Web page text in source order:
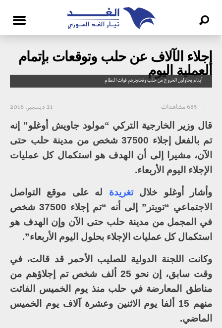
إجلاء الآلاف عن حلب وتوقعات بإتمام
العملية اليوم
أيتام يحاولون الخروج من حلب وتحتجزهم قوات النظام
21 ديسمبر، 2016 685 مشاهدات
قال وزير الخارجية التركي “مولود جاويش أوغلو” إنه
تم بالفعل إجلاء 37500 شخص من مدينة حلب حتى
الآن، مشيرا إلى أن الهدف هو استكمال كل عمليات
الإجلاء اليوم الأربعاء.
وأشار أوغلو خلالتغريدة له على موقع التواصل
الاجتماعي “تويتر” إلى أنه “تم إجلاء 37500 شخص
في المجمل من مدينة حلب حتى الآن وإن الهدف هو
استكمال كل عمليات الإجلاء بحلول اليوم الأربعاء”.
وكانت اللجنة الدولية للصليب الأحمر قد قالت، في
وقت سابق، إن نحو 25 ألف شخص تم إجلاؤهم من
مناطق المعارضة في حلب منذ يوم الخميس الفائت
منهم 15 ألفا يوم الاثنين وعشرة آلاف يوم الخميس
الماضي.